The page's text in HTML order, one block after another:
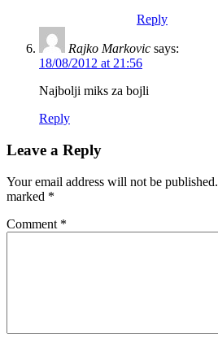
Reply
Rajko Markovic says:
18/08/2012 at 21:56
Najbolji miks za bojli
Reply
Leave a Reply
Your email address will not be published.
marked *
Comment *